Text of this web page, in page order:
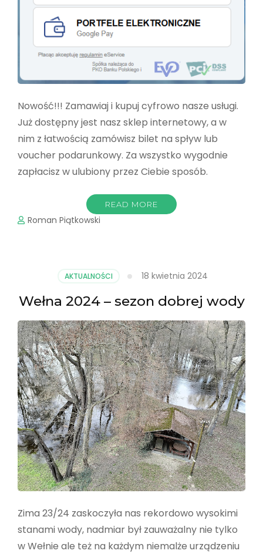
Nowość!!! Zamawiaj i kupuj cyfrowo nasze usługi.
Już dostępny jest nasz sklep internetowy, a w
nim z łatwością zamówisz bilet na spływ lub
voucher podarunkowy. Za wszystko wygodnie
zapłacisz w ulubiony przez Ciebie sposób.
READ MORE
Roman Piątkowski
AKTUALNOŚCI 18 kwietnia 2024
Wełna 2024 – sezon dobrej wody
Zima 23/24 zaskoczyła nas rekordowo wysokimi
stanami wody, nadmiar był zauważalny nie tylko
w Wełnie ale też na każdym niemalże urządzeniu